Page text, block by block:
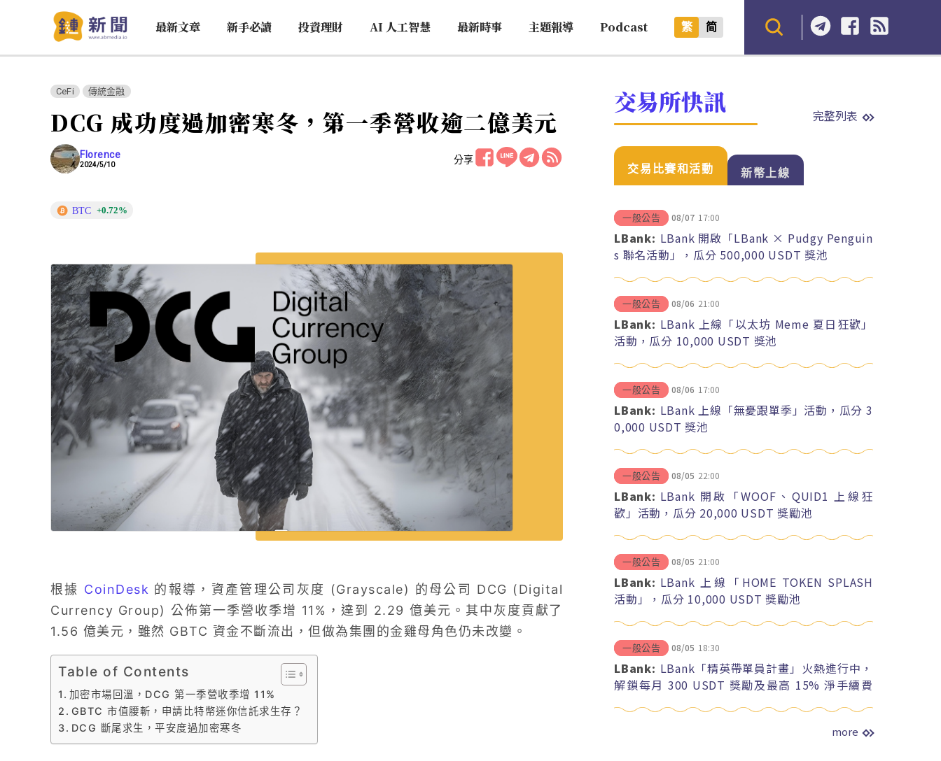
最新文章 新手必讀 投資理財 AI 人工智慧 最新時事 主題報導 Podcast 繁 简
CeFi 傳統金融
DCG 成功度過加密寒冬，第一季營收逾二億美元
Florence
2024/5/10 分享
BTC +0.72%
根據 CoinDesk 的報導，資產管理公司灰度 (Grayscale) 的母公司 DCG (Digital
Currency Group) 公佈第一季營收季增 11%，達到 2.29 億美元。其中灰度貢獻了
1.56 億美元，雖然 GBTC 資金不斷流出，但做為集團的金雞母角色仍未改變。
Table of Contents
加密市場回溫，DCG 第一季營收季增 11%
GBTC 市值腰斬，申請比特幣迷你信託求生存？
DCG 斷尾求生，平安度過加密寒冬
交易所快訊 完整列表
交易比賽和活動 新幣上線
一般公告 08/07 17:00
LBank: LBank 開啟「LBank × Pudgy Penguin
s 聯名活動」，瓜分 500,000 USDT 獎池
一般公告 08/06 21:00
LBank: LBank 上線「以太坊 Meme 夏日狂歡」
活動，瓜分 10,000 USDT 獎池
一般公告 08/06 17:00
LBank: LBank 上線「無憂跟單季」活動，瓜分 3
0,000 USDT 獎池
一般公告 08/05 22:00
LBank: LBank 開啟「WOOF、QUID1 上線狂
歡」活動，瓜分 20,000 USDT 獎勵池
一般公告 08/05 21:00
LBank: LBank 上線「HOME TOKEN SPLASH
活動」，瓜分 10,000 USDT 獎勵池
一般公告 08/05 18:30
LBank: LBank「精英帶單員計畫」火熱進行中，
解鎖每月 300 USDT 獎勵及最高 15% 淨手續費
more